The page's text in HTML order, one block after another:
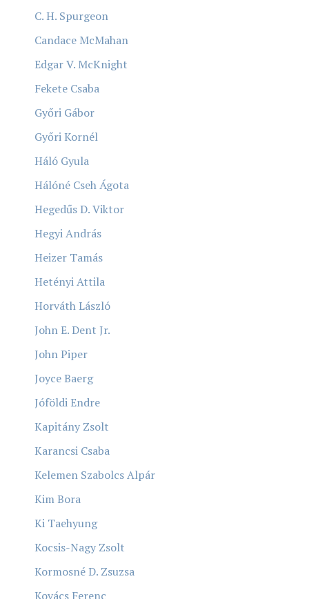
C. H. Spurgeon
Candace McMahan
Edgar V. McKnight
Fekete Csaba
Győri Gábor
Győri Kornél
Háló Gyula
Hálóné Cseh Ágota
Hegedűs D. Viktor
Hegyi András
Heizer Tamás
Hetényi Attila
Horváth László
John E. Dent Jr.
John Piper
Joyce Baerg
Jóföldi Endre
Kapitány Zsolt
Karancsi Csaba
Kelemen Szabolcs Alpár
Kim Bora
Ki Taehyung
Kocsis-Nagy Zsolt
Kormosné D. Zsuzsa
Kovács Ferenc